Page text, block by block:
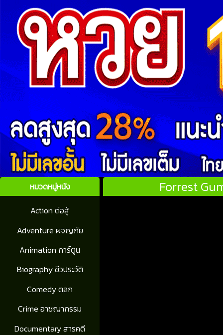
หมวดหมู่หนัง
Action ต่อสู้
Adventure ผจญภัย
Animation การ์ตูน
Biography ชีวประวัติ
Comedy ตลก
Crime อาชญากรรม
Documentary สารคดี
Forrest